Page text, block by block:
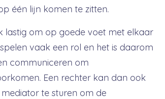
één lijn komen te zitten.
lastig om op goede voet met elkaar
vaak een rol en het is daarom
communiceren om
Een rechter kan dan ook
te sturen om de